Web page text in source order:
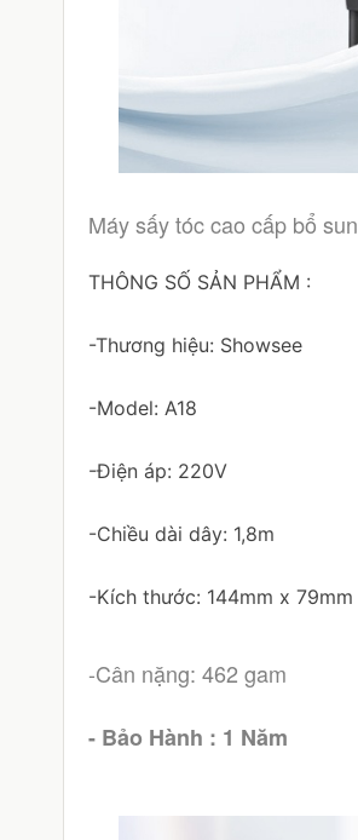
Máy sấy tóc cao cấp bổ
THÔNG SỐ SẢN PHẨM :
-Thương hiệu: Showsee
-Model: A18
-Điện áp: 220V
-Chiều dài dây: 1,8m
-Kích thước: 144mm x 79mm
-Cân nặng: 462 gam
- Bảo Hành : 1 Năm